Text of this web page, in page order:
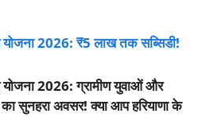
योजना 2026: ₹5 लाख तक सब्सिडी!
योजना 2026: ग्रामीण युवाओं और
सुनहरा अवसर! क्या आप हरियाणा के